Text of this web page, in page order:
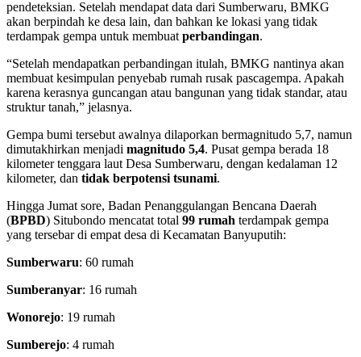
pendeteksian. Setelah mendapat data dari Sumberwaru, BMKG
akan berpindah ke desa lain, dan bahkan ke lokasi yang tidak
terdampak gempa untuk membuat perbandingan.
“Setelah mendapatkan perbandingan itulah, BMKG nantinya akan
membuat kesimpulan penyebab rumah rusak pascagempa. Apakah
karena kerasnya guncangan atau bangunan yang tidak standar, atau
struktur tanah,” jelasnya.
Gempa bumi tersebut awalnya dilaporkan bermagnitudo 5,7, namun
dimutakhirkan menjadi magnitudo 5,4. Pusat gempa berada 18
kilometer tenggara laut Desa Sumberwaru, dengan kedalaman 12
kilometer, dan tidak berpotensi tsunami.
Hingga Jumat sore, Badan Penanggulangan Bencana Daerah
(BPBD) Situbondo mencatat total 99 rumah terdampak gempa
yang tersebar di empat desa di Kecamatan Banyuputih:
Sumberwaru: 60 rumah
Sumberanyar: 16 rumah
Wonorejo: 19 rumah
Sumberejo: 4 rumah